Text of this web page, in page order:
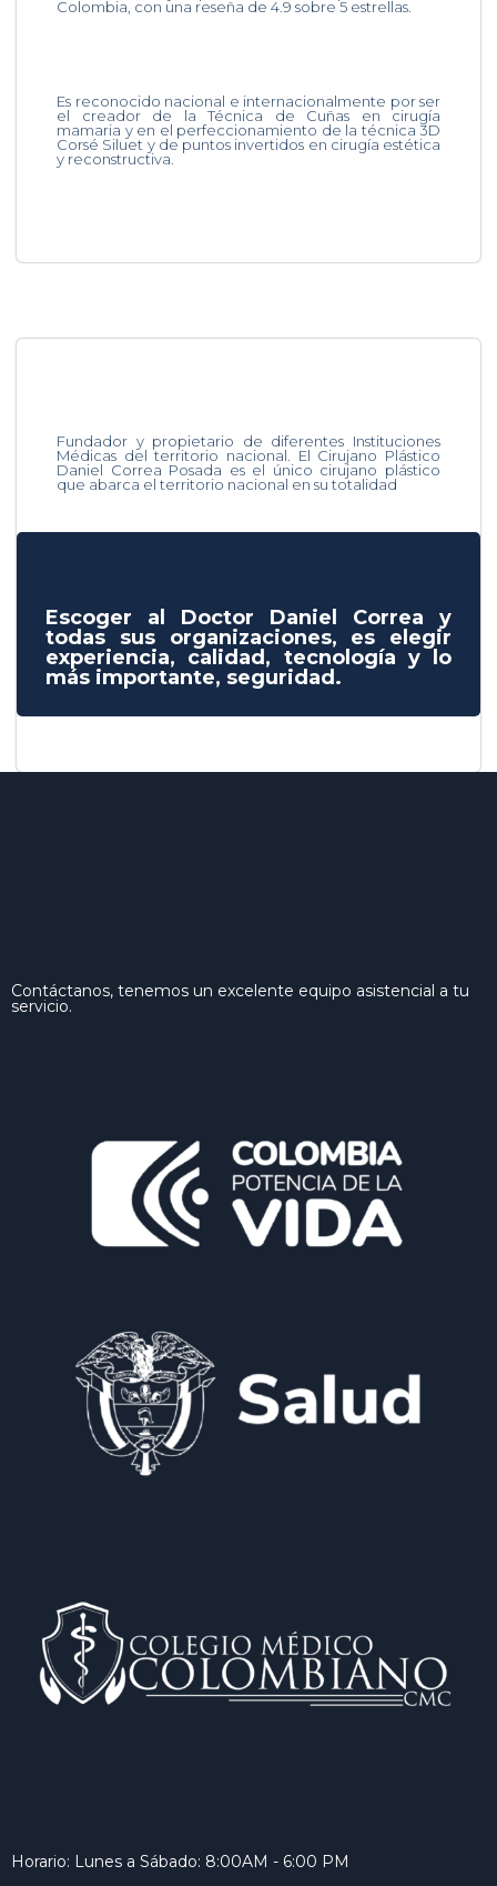
Colombia, con una reseña de 4.9 sobre 5 estrellas.
Es reconocido nacional e internacionalmente por ser
el creador de la Técnica de Cuñas en cirugía
mamaria y en el perfeccionamiento de la técnica 3D
Corsé Siluet y de puntos invertidos en cirugía estética
y reconstructiva.
Fundador y propietario de diferentes Instituciones
Médicas del territorio nacional. El Cirujano Plástico
Daniel Correa Posada es el único cirujano plástico
que abarca el territorio nacional en su totalidad
Escoger al Doctor Daniel Correa y
todas sus organizaciones, es elegir
experiencia, calidad, tecnología y lo
más importante, seguridad.
Contáctanos, tenemos un excelente equipo asistencial a tu
servicio.
Horario: Lunes a Sábado: 8:00AM - 6:00 PM